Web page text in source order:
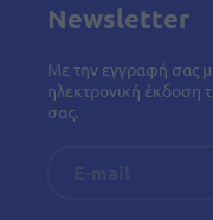
Newsletter
Με την εγγραφή σας
ηλεκτρονική έκδοση
σας.